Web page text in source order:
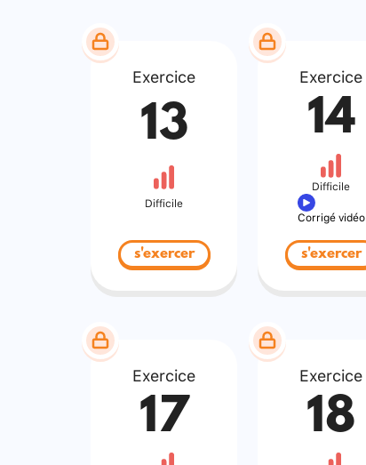
Exercice
13
Difficile
s'exercer
Exercice
14
Difficile
Corrigé vidéo
s'exercer
Exercice
17
Exercice
18